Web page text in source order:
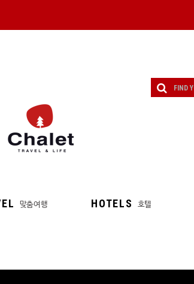
맞춤여행 HOTELS 호텔